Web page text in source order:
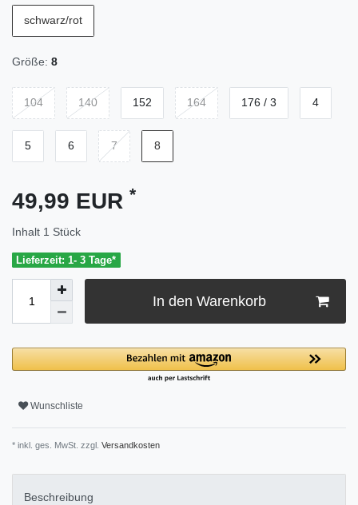
schwarz/rot
Größe: 8
104 140 152 164 176 / 3 4
5 6 7 8
49,99 EUR *
Inhalt 1 Stück
Lieferzeit: 1- 3 Tage*
In den Warenkorb
Wunschliste
* inkl. ges. MwSt. zzgl. Versandkosten
Beschreibung